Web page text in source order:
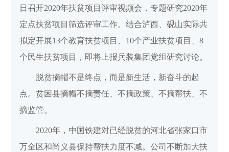
日召开2020年扶贫项目评审视频会，专题研究2020年
定点扶贫项目筛选评审工作。结合泸西、砚山实际共
拟定开展13个教育扶贫项目、10个产业扶贫项目、8
个民生扶贫项目，即将上报兵装集团党组研究讨论。
脱贫摘帽不是终点，而是新生活，新奋斗的起
点。贫困县摘帽不摘责任、不摘政策、不摘帮扶、不
摘监管。
2020年，中国铁建对已经脱贫的河北省张家口市
万全区和尚义县保持帮扶力度不减。公司不断加大扶